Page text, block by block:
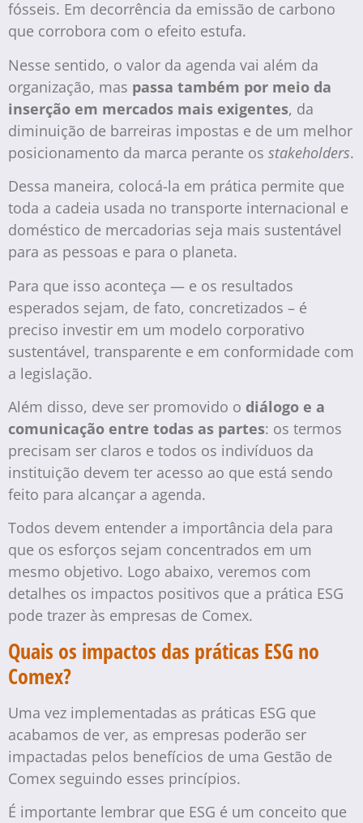
fósseis. Em decorrência da emissão de carbono
que corrobora com o efeito estufa.
Nesse sentido, o valor da agenda vai além da
organização, mas passa também por meio da
inserção em mercados mais exigentes, da
diminuição de barreiras impostas e de um melhor
posicionamento da marca perante os stakeholders.
Dessa maneira, colocá-la em prática permite que
toda a cadeia usada no transporte internacional e
doméstico de mercadorias seja mais sustentável
para as pessoas e para o planeta.
Para que isso aconteça — e os resultados
esperados sejam, de fato, concretizados – é
preciso investir em um modelo corporativo
sustentável, transparente e em conformidade com
a legislação.
Além disso, deve ser promovido o diálogo e a
comunicação entre todas as partes: os termos
precisam ser claros e todos os indivíduos da
instituição devem ter acesso ao que está sendo
feito para alcançar a agenda.
Todos devem entender a importância dela para
que os esforços sejam concentrados em um
mesmo objetivo. Logo abaixo, veremos com
detalhes os impactos positivos que a prática ESG
pode trazer às empresas de Comex.
Quais os impactos das práticas ESG no
Comex?
Uma vez implementadas as práticas ESG que
acabamos de ver, as empresas poderão ser
impactadas pelos benefícios de uma Gestão de
Comex seguindo esses princípios.
É importante lembrar que ESG é um conceito que